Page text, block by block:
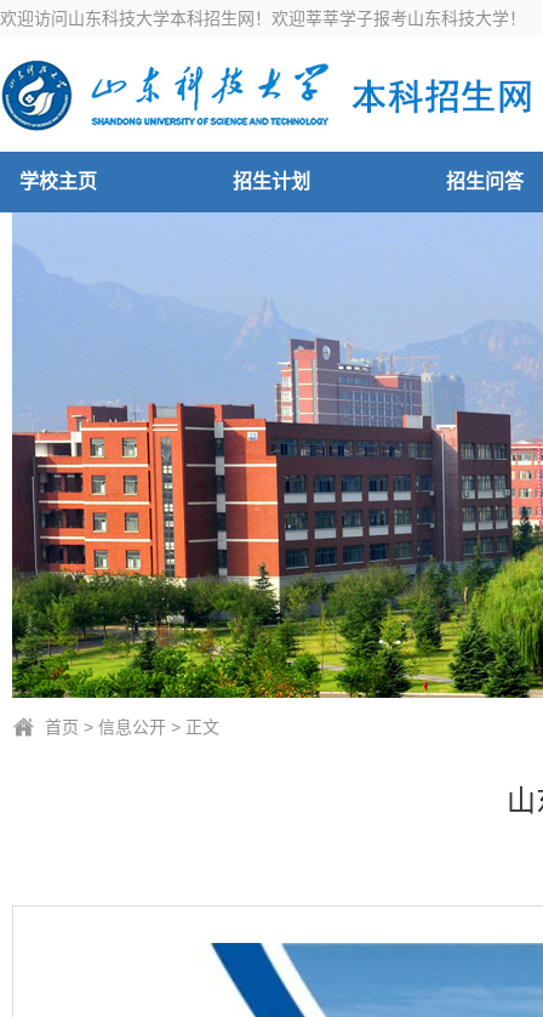
欢迎访问山东科技大学本科招生网！欢迎莘莘学子报考山东科技大学！
学校主页 招生计划 招生问答
首页 > 信息公开 > 正文